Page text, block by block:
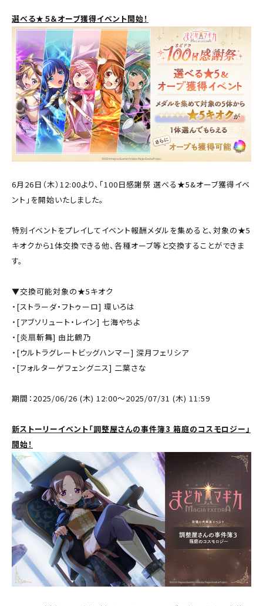
選べる★５＆オーブ獲得イベント開始！
6月26日（木）12:00より、「100日感謝祭 選べる★5&オーブ獲得イベ
ント」を開始いたしました。
特別イベントをプレイしてイベント報酬メダルを集めると、対象の★5
キオクから1体交換できる他、各種オーブ等と交換することができま
す。
▼交換可能対象の★5キオク
・[ストラーダ・フトゥーロ] 環いろは
・[アブソリュート・レイン] 七海やちよ
・[炎扇斬舞] 由比鶴乃
・[ウルトラグレートビッグハンマー] 深月フェリシア
・[フォルターゲフェングニス] 二葉さな
期間：2025/06/26 (木) 12:00～2025/07/31 (木) 11:59
新ストーリーイベント「調整屋さんの事件簿3 箱庭のコスモロジー」
開始！